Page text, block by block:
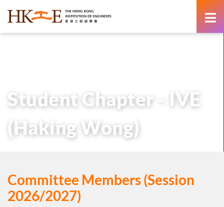
Student Chapter - IVE
(Haking Wong)
Committee Members (Session
2026/2027)